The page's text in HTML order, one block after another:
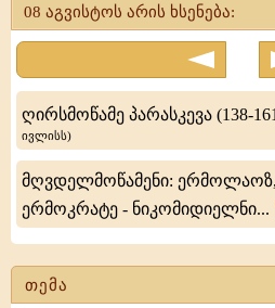
თემა
-
ეპისკოპოსი
08 აგვისტოს არის ხსენება:
ღირსმოწამე პარასკევა (138-
ივლისს)
მღვდელმოწამენი:
ერმოკრატე - ნიკომიდიელნი...